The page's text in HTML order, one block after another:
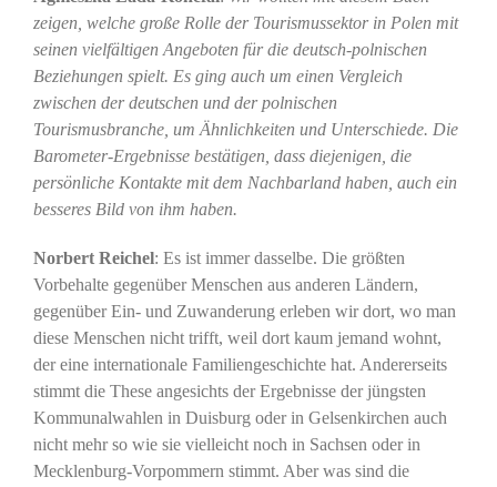
zeigen, welche große Rolle der Tourismussektor in Polen mit
seinen vielfältigen Angeboten für die deutsch-polnischen
Beziehungen spielt. Es ging auch um einen Vergleich
zwischen der deutschen und der polnischen
Tourismusbranche, um Ähnlichkeiten und Unterschiede. Die
Barometer-Ergebnisse bestätigen, dass diejenigen, die
persönliche Kontakte mit dem Nachbarland haben, auch ein
besseres Bild von ihm haben.
Norbert Reichel: Es ist immer dasselbe. Die größten
Vorbehalte gegenüber Menschen aus anderen Ländern,
gegenüber Ein- und Zuwanderung erleben wir dort, wo man
diese Menschen nicht trifft, weil dort kaum jemand wohnt,
der eine internationale Familiengeschichte hat. Andererseits
stimmt die These angesichts der Ergebnisse der jüngsten
Kommunalwahlen in Duisburg oder in Gelsenkirchen auch
nicht mehr so wie sie vielleicht noch in Sachsen oder in
Mecklenburg-Vorpommern stimmt. Aber was sind die